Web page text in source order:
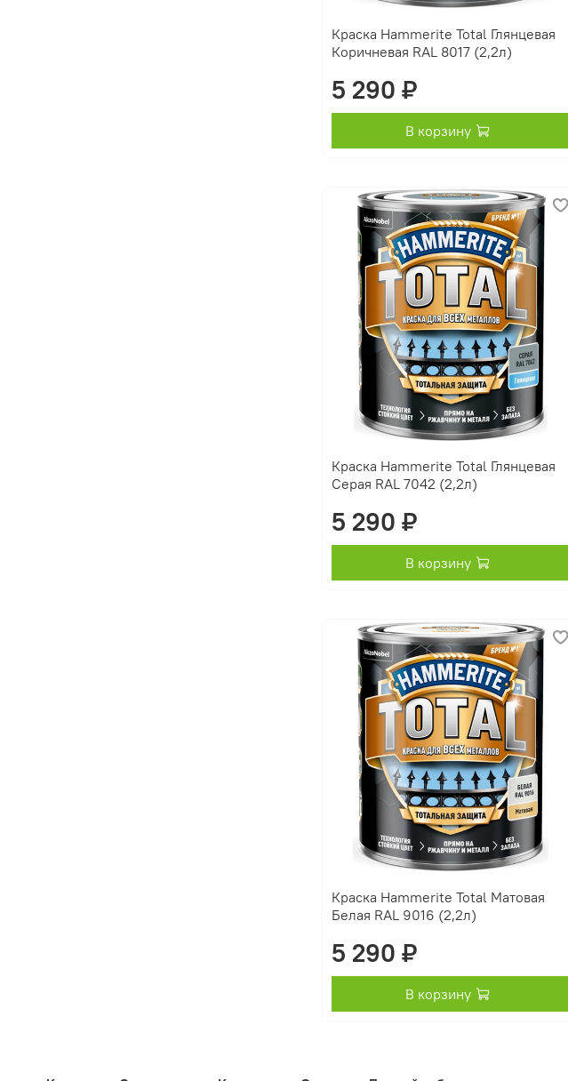
Краска Hammerite Total Глянцевая
Коричневая RAL 8017 (2,2л)
5 290 ₽
В корзину
Краска Hammerite Total Глянцевая
Серая RAL 7042 (2,2л)
5 290 ₽
В корзину
Краска Hammerite Total Матовая
Белая RAL 9016 (2,2л)
5 290 ₽
В корзину